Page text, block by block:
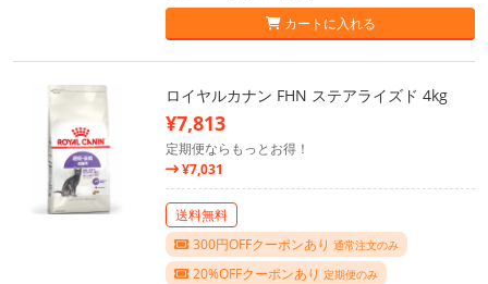
カートに入れる
ロイヤルカナン FHN ステアライズド 4kg
¥7,813
定期便ならもっとお得！
¥7,031
送料無料
300円OFFクーポンあり 通常注文のみ
20%OFFクーポンあり 定期便のみ